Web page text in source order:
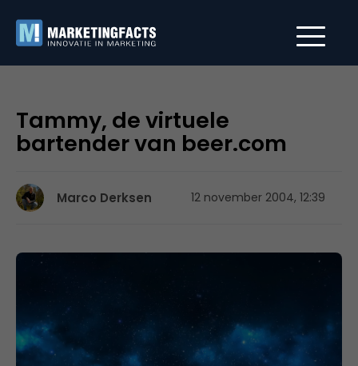
Tammy, de virtuele
bartender van beer.com
Marco Derksen 12 november 2004, 12:39